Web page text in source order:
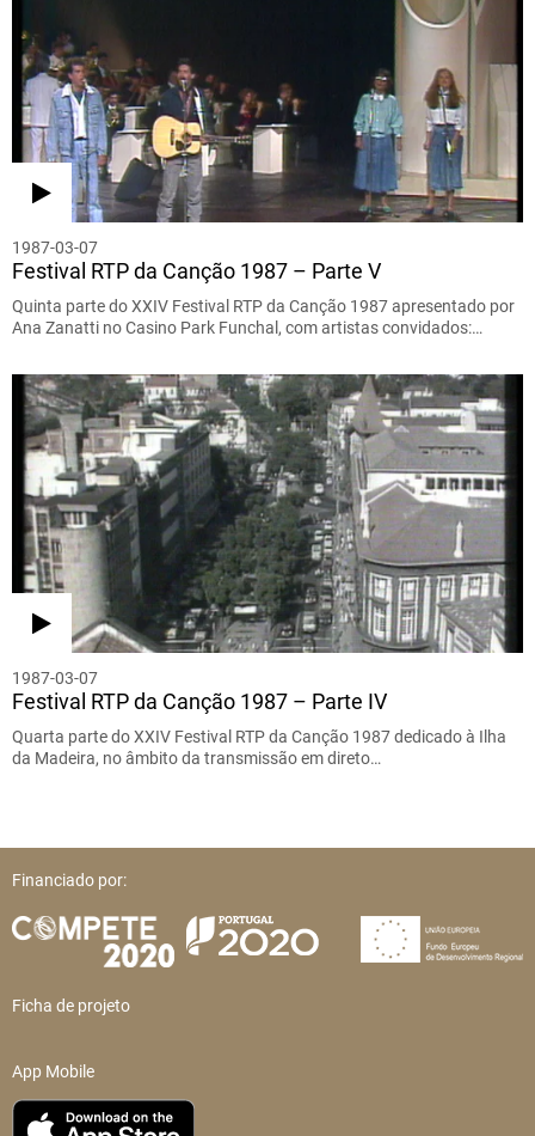
1987-03-07
Festival RTP da Canção 1987 – Parte V
Quinta parte do XXIV Festival RTP da Canção 1987 apresentado por
Ana Zanatti no Casino Park Funchal, com artistas convidados:…
1987-03-07
Festival RTP da Canção 1987 – Parte IV
Quarta parte do XXIV Festival RTP da Canção 1987 dedicado à Ilha
da Madeira, no âmbito da transmissão em direto…
Financiado por:
Ficha de projeto
App Mobile